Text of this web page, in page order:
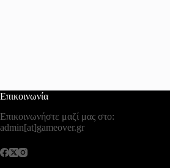
Επικοινωνία
Επικοινωνήστε μαζί μας στο:
admin[at]gameover.gr